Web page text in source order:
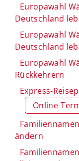
Europawahl
Deutschland
Europawahl
Deutschland
Europawahl
Rückkehrern
Express-
Online-
ändern